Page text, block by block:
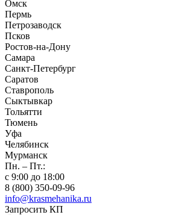
Омск
Пермь
Петрозаводск
Псков
Ростов-на-Дону
Самара
Санкт-Петербург
Саратов
Ставрополь
Сыктывкар
Тольятти
Тюмень
Уфа
Челябинск
Мурманск
Пн. – Пт.:
с 9:00 до 18:00
8 (800) 350-09-96
info@krasmehanika.ru
Запросить КП